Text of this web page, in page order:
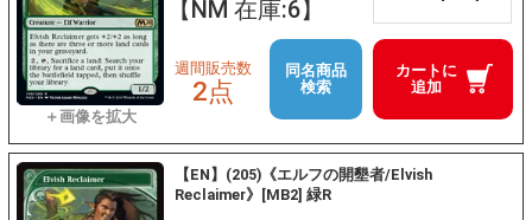
【NM 在庫:6】
カートに
追加
週間販売数
2点
同名商品
検索
【EN】(205)《エルフの開墾者/Elvish
Reclaimer》[MB2] 緑R